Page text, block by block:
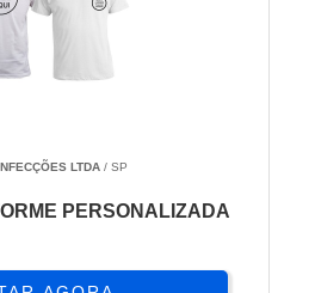
LTDA / SP
PERSONALIZADA